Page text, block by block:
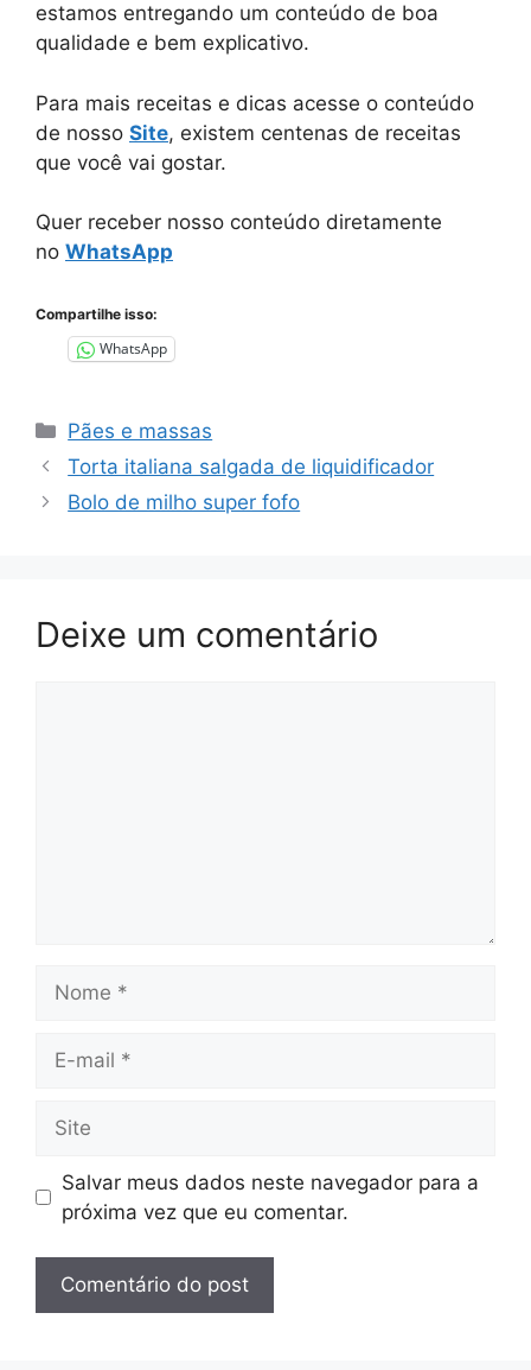
estamos entregando um conteúdo de boa
qualidade e bem explicativo.
Para mais receitas e dicas acesse o conteúdo
de nosso Site, existem centenas de receitas
que você vai gostar.
Quer receber nosso conteúdo diretamente
no WhatsApp
Compartilhe isso:
WhatsApp
Categorias
Pães e massas
Torta italiana salgada de liquidificador
Bolo de milho super fofo
Deixe um comentário
mail
Salvar meus dados neste navegador para a
próxima vez que eu comentar.